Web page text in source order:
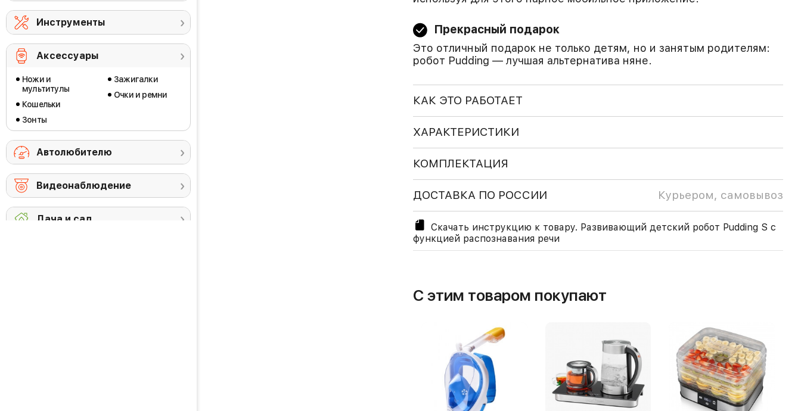
Инструменты
Аксессуары
Ножи и
мультитулы
Кошельки
Зонты
Зажигалки
Очки и ремни
Автолюбителю
Видеонаблюдение
Дача и сад
Прекрасный подарок
Это отличный подарок не только детям, но и занятым родителям:
робот Pudding — лучшая альтернатива няне.
КАК ЭТО РАБОТАЕТ
ХАРАКТЕРИСТИКИ
КОМПЛЕКТАЦИЯ
ДОСТАВКА ПО РОССИИ Курьером, самовывоз
Скачать инструкцию к товару. Развивающий детский робот Pudding S с
функцией распознавания речи
С этим товаром покупают